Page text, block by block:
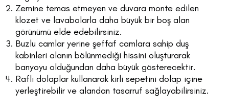
Zemine temas etmeyen ve duvara monte edilen
klozet ve lavabolarla daha büyük bir boş alan
görünümü elde edebilirsiniz.
Buzlu camlar yerine şeffaf camlara sahip duş
kabinleri alanın bölünmediği hissini oluşturarak
banyoyu olduğundan daha büyük gösterecektir.
Raflı dolaplar kullanarak kirli sepetini dolap içine
yerleştirebilir ve alandan tasarruf sağlayabilirsiniz.